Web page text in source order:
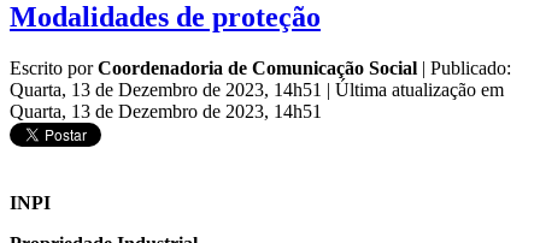
Modalidades de proteção
Escrito porCoordenadoria de Comunicação Social | Publicado:
Quarta, 13 de Dezembro de 2023, 14h51 | Última atualização em
Quarta, 13 de Dezembro de 2023, 14h51
INPI